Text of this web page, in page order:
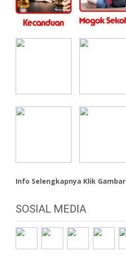
Info Selengkapnya Klik Gambar
SOSIAL MEDIA